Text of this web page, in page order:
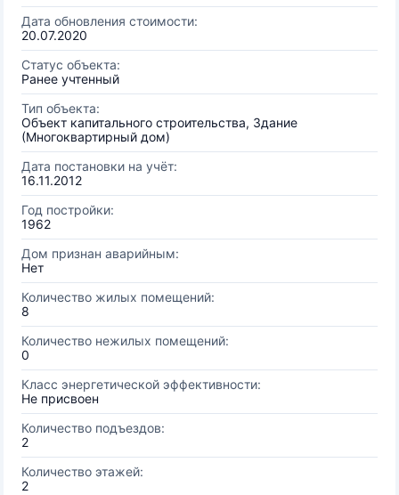
Дата обновления стоимости:
20.07.2020
Статус объекта:
Ранее учтенный
Тип объекта:
Объект капитального строительства, Здание
(Многоквартирный дом)
Дата постановки на учёт:
16.11.2012
Год постройки:
1962
Дом признан аварийным:
Нет
Количество жилых помещений:
8
Количество нежилых помещений:
0
Класс энергетической эффективности:
Не присвоен
Количество подъездов:
2
Количество этажей:
2